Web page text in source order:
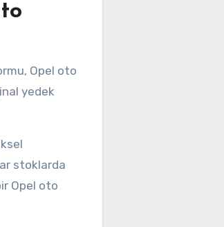
Opel oto
yedek
stoklarda
Opel oto